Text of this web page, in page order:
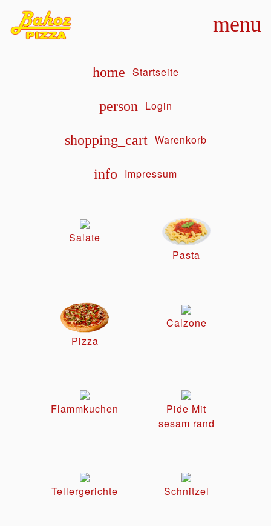
menu
home Startseite
person Login
shopping_cart Warenkorb
info Impressum
Salate
Pasta
Pizza
Calzone
Flammkuchen
Pide Mit
sesam rand
Tellergerichte Schnitzel